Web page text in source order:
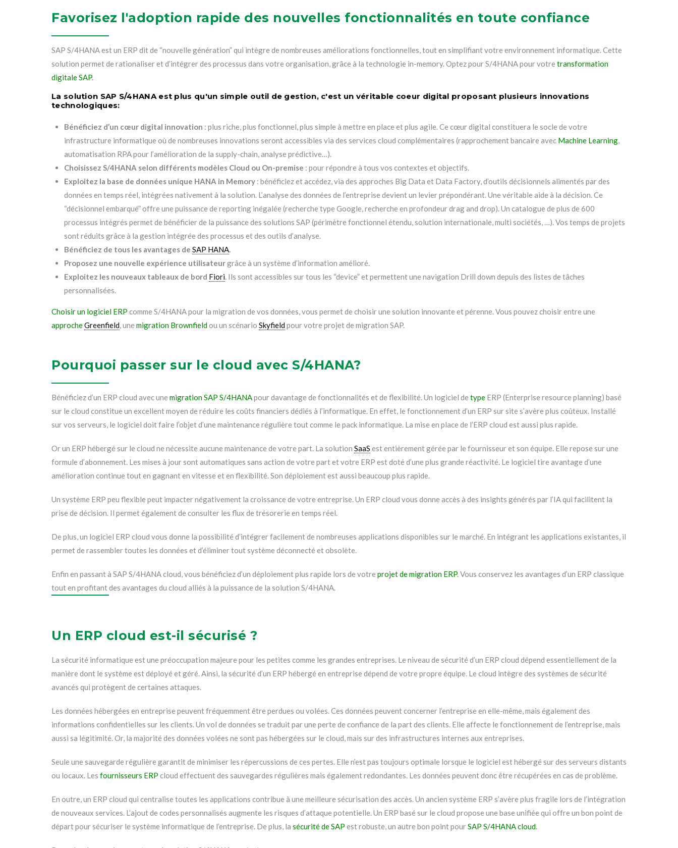
Favorisez l'adoption rapide des nouvelles fonctionnalités en toute confiance
SAP S/4HANA est un ERP dit de “nouvelle génération” qui intègre de nombreuses améliorations fonctionnelles, tout en simplifiant votre environnement informatique. Cette
solution permet de rationaliser et d’intégrer des processus dans votre organisation, grâce à la technologie in-memory. Optez pour S/4HANA pour votre transformation
digitale SAP.
La solution SAP S/4HANA est plus qu'un simple outil de gestion, c'est un véritable coeur digital proposant plusieurs innovations
technologiques:
Bénéficiez d’un cœur digital innovation : plus riche, plus fonctionnel, plus simple à mettre en place et plus agile. Ce cœur digital constituera le socle de votre
infrastructure informatique où de nombreuses innovations seront accessibles via des services cloud complémentaires (rapprochement bancaire avec Machine Learning
automatisation RPA pour l’amélioration de la supply-chain, analyse prédictive…).
Choisissez S/4HANA selon différents modèles Cloud ou On-premise : pour répondre à tous vos contextes et objectifs.
Exploitez la base de données unique HANA in Memory : bénéficiez et accédez, via des approches Big Data et Data Factory, d’outils décisionnels alimentés par des
données en temps réel, intégrées nativement à la solution. L’analyse des données de l’entreprise devient un levier prépondérant. Une véritable aide à la décision. Ce
“décisionnel embarqué” offre une puissance de reporting inégalée (recherche type Google, recherche en profondeur drag and drop). Un catalogue de plus de 600
processus intégrés permet de bénéficier de la puissance des solutions SAP (périmètre fonctionnel étendu, solution internationale, multi sociétés, …). Vos temps de projets
sont réduits grâce à la gestion intégrée des processus et des outils d’analyse.
Bénéficiez de tous les avantages de SAP HANA
Proposez une nouvelle expérience utilisateurgrâce à un système d’information amélioré.
Exploitez les nouveaux tableaux de bord Fiori Ils sont accessibles sur tous les “device” et permettent une navigation Drill down depuis des listes de tâches
personnalisées.
Choisir un logiciel ERP comme S/4HANA pour la migration de vos données, vous permet de choisir une solution innovante et pérenne. Vous pouvez choisir entre une
approcheGreenfield , une migration Brownfieldou un scénario Skyfieldpour votre projet de migration SAP.
Pourquoi passer sur le cloud avec S/4HANA?
Bénéficiez d’un ERP cloud avec une migration SAP S/4HANApour davantage de fonctionnalités et de flexibilité. Un logiciel de type ERP (Enterprise resource planning) basé
sur le cloud constitue un excellent moyen de réduire les coûts financiers dédiés à l’informatique. En effet, le fonctionnement d’un ERP sur site s’avère plus coûteux. Installé
sur vos serveurs, le logiciel doit faire l’objet d’une maintenance régulière tout comme le pack informatique. La mise en place de l’ERP cloud est aussi plus rapide.
Or un ERP hébergé sur le cloud ne nécessite aucune maintenance de votre part. La solution SaaS est entièrement gérée par le fournisseur et son équipe. Elle repose sur une
formule d’abonnement. Les mises à jour sont automatiques sans action de votre part et votre ERP est doté d’une plus grande réactivité. Le logiciel tire avantage d’une
amélioration continue tout en gagnant en vitesse et en flexibilité. Son déploiement est aussi beaucoup plus rapide.
Un système ERP peu flexible peut impacter négativement la croissance de votre entreprise. Un ERP cloud vous donne accès à des insights générés par l’IA qui facilitent la
prise de décision. Il permet également de consulter les flux de trésorerie en temps réel.
De plus, un logiciel ERP cloud vous donne la possibilité d’intégrer facilement de nombreuses applications disponibles sur le marché. En intégrant les applications existantes, il
permet de rassembler toutes les données et d’éliminer tout système déconnecté et obsolète.
Enfin en passant à SAP S/4HANA cloud, vous bénéficiez d’un déploiement plus rapide lors de votre projet de migration ERP. Vous conservez les avantages d’un ERP classique
tout en profitant des avantages du cloud alliés à la puissance de la solution S/4HANA.
Un ERP cloud est-il sécurisé ?
La sécurité informatique est une préoccupation majeure pour les petites comme les grandes entreprises. Le niveau de sécurité d’un ERP cloud dépend essentiellement de la
manière dont le système est déployé et géré. Ainsi, la sécurité d’un ERP hébergé en entreprise dépend de votre propre équipe. Le cloud intègre des systèmes de sécurité
avancés qui protègent de certaines attaques.
Les données hébergées en entreprise peuvent fréquemment être perdues ou volées. Ces données peuvent concerner l’entreprise en elle-même, mais également des
informations confidentielles sur les clients. Un vol de données se traduit par une perte de confiance de la part des clients. Elle affecte le fonctionnement de l’entreprise, mais
aussi sa légitimité. Or, la majorité des données volées ne sont pas hébergées sur le cloud, mais sur des infrastructures internes aux entreprises.
Seule une sauvegarde régulière garantit de minimiser les répercussions de ces pertes. Elle n’est pas toujours optimale lorsque le logiciel est hébergé sur des serveurs distants
ou locaux. Les fournisseurs ERP cloud effectuent des sauvegardes régulières mais également redondantes. Les données peuvent donc être récupérées en cas de problème.
En outre, un ERP cloud qui centralise toutes les applications contribue à une meilleure sécurisation des accès. Un ancien système ERP s’avère plus fragile lors de l’intégration
de nouveaux services. L’ajout de codes personnalisés augmente les risques d’attaque potentielle. Un ERP basé sur le cloud propose une base unifiée qui offre un bon point de
départ pour sécuriser le système informatique de l’entreprise. De plus, la sécurité de SAP est robuste, un autre bon point pourSAP S/4HANA cloud